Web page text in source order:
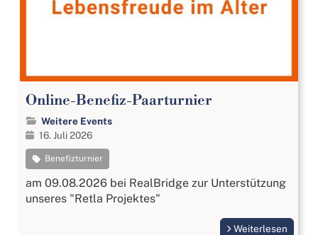
Online-Benefiz-Paarturnier
Weitere Events
16. Juli 2026
Benefizturnier
am 09.08.2026 bei RealBridge zur Unterstützung
unseres "Retla Projektes"
Weiterlesen